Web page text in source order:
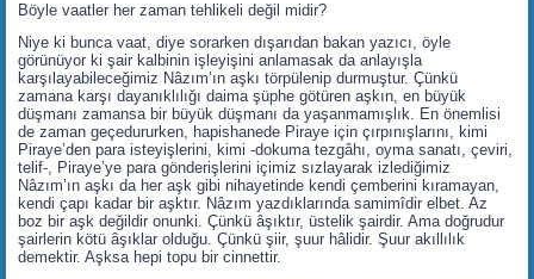
Böyle vaatler her zaman tehlikeli değil midir?
Niye ki bunca vaat, diye sorarken dışarıdan bakan yazıcı, öyle
görünüyor ki şair kalbinin işleyişini anlamasak da anlayışla
karşılayabileceğimiz Nâzım’ın aşkı törpülenip durmuştur. Çünkü
zamana karşı dayanıklılığı daima şüphe götüren aşkın, en büyük
düşmanı zamansa bir büyük düşmanı da yaşanmamışlık. En önemlisi
de zaman geçedururken, hapishanede Piraye için çırpınışlarını, kimi
Piraye’den para isteyişlerini, kimi -dokuma tezgâhı, oyma sanatı, çeviri,
telif-, Piraye’ye para gönderişlerini içimiz sızlayarak izlediğimiz
Nâzım’ın aşkı da her aşk gibi nihayetinde kendi çemberini kıramayan,
kendi çapı kadar bir aşktır. Nâzım yazdıklarında samimîdir elbet. Az
boz bir aşk değildir onunki. Çünkü âşıktır, üstelik şairdir. Ama doğrudur
şairlerin kötü âşıklar olduğu. Çünkü şiir, şuur hâlidir. Şuur akıllılık
demektir. Aşksa hepi topu bir cinnettir.